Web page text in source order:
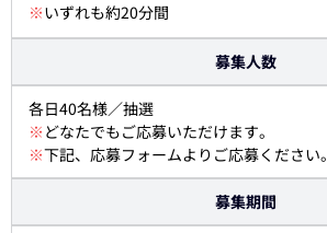
※いずれも約20分間
募集人数
各日40名様／抽選
※ どなたでもご応募いただけます。
※下記、応募フォームよりご応募ください。
募集期間